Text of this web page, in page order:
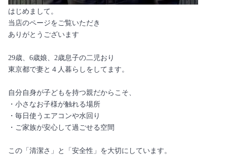
はじめまして。
当店のページをご覧いただき
ありがとうございます
29歳、6歳娘、2歳息子の二児おり
東京都で妻と４人暮らしをしてます。
自分自身が子どもを持つ親だからこそ、
・小さなお子様が触れる場所
・毎日使うエアコンや水回り
・ご家族が安心して過ごせる空間
この「清潔さ」と「安全性」を大切にしています。